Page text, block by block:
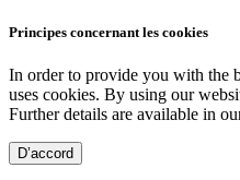
Principes concernant les cookies
In order to provide you with the
uses cookies. By using our
Further details are available in
D’accord